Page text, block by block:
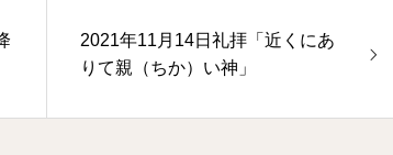
2021年11月14日礼拝「近くにあ
りて親（ちか）い神」